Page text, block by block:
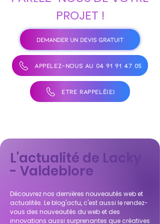
PROJET !
DEMANDER UN DEVIS GRATUIT
APPELEZ-NOUS AU 04 91 91 47 05
ÊTRE RAPPELÉ(E)
L'actualité de Lacky
- Valdeblore
Découvrez nos dernières nouveautés web et
actualités. Le blog'actu, c'est aussi le rendez-
vous des nouveautés du web et des
innovations aussi surprenantes que créatives